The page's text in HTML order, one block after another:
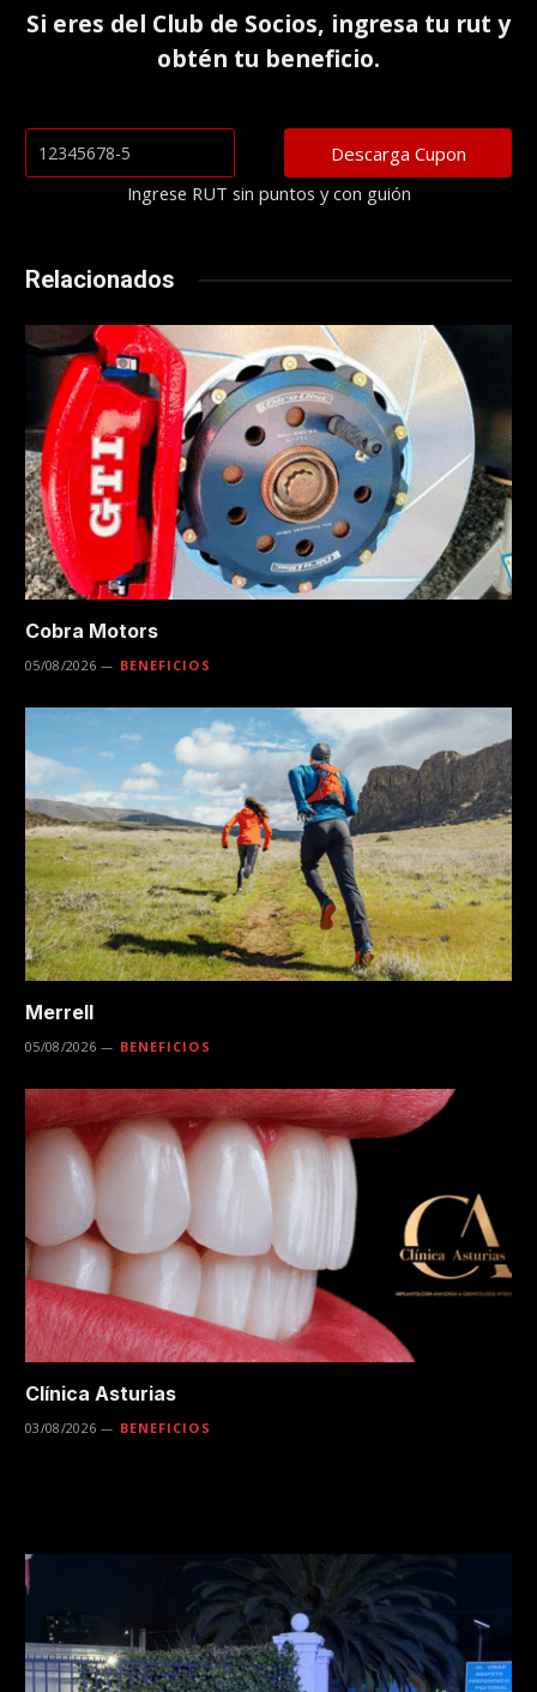
Si eres del Club de Socios, ingresa tu rut y
obtén tu beneficio.
Ingrese RUT sin puntos y con guión
Relacionados
Cobra Motors
05/08/2026 BENEFICIOS
Merrell
05/08/2026 BENEFICIOS
Clínica Asturias
03/08/2026 BENEFICIOS